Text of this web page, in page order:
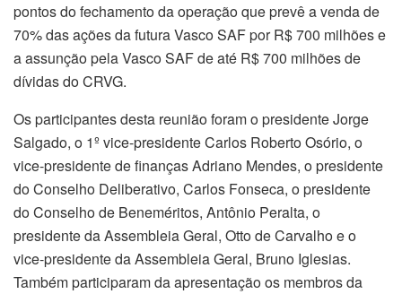
pontos do fechamento da operação que prevê a venda de
70% das ações da futura Vasco SAF por R$ 700 milhões e
a assunção pela Vasco SAF de até R$ 700 milhões de
dívidas do CRVG.
Os participantes desta reunião foram o presidente Jorge
Salgado, o 1º vice-presidente Carlos Roberto Osório, o
vice-presidente de finanças Adriano Mendes, o presidente
do Conselho Deliberativo, Carlos Fonseca, o presidente
do Conselho de Beneméritos, Antônio Peralta, o
presidente da Assembleia Geral, Otto de Carvalho e o
vice-presidente da Assembleia Geral, Bruno Iglesias.
Também participaram da apresentação os membros da